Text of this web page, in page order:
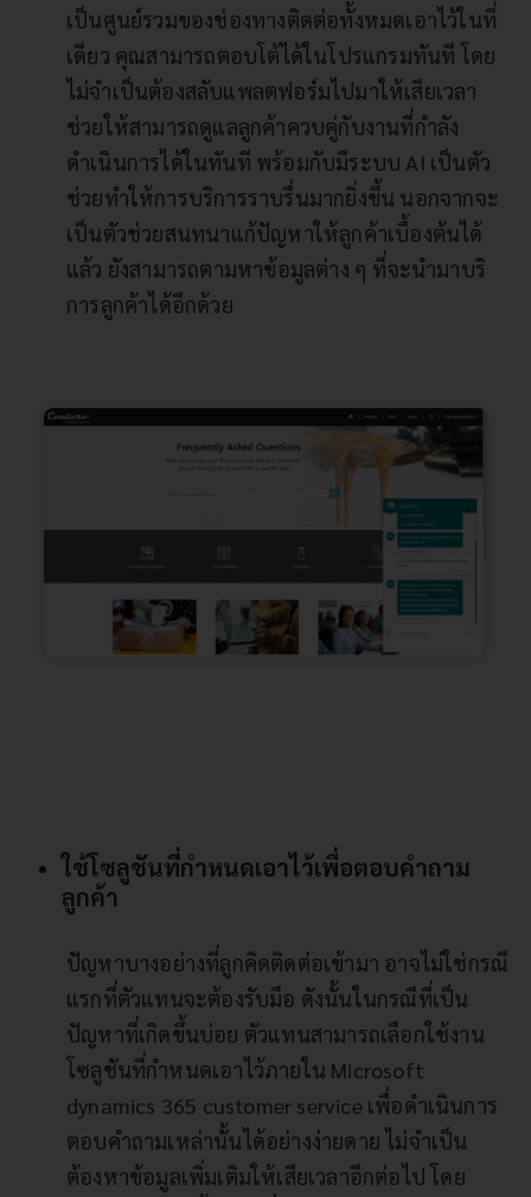
เป็นศูนย์รวมของช่องทางติดต่อทั้งหมดเอาไว้ในที่
เดียว คุณสามารถตอบโต้ได้ในโปรแกรมทันที โดย
ไม่จำเป็นต้องสลับแพลตฟอร์มไปมาให้เสียเวลา
ช่วยให้สามารถดูแลลูกค้าควบคู่กับงานที่กำลัง
ดำเนินการได้ในทันที พร้อมกับมีระบบ AI เป็นตัว
ช่วยทำให้การบริการราบรื่นมากยิ่งขึ้น นอกจากจะ
เป็นตัวช่วยสนทนาแก้ปัญหาให้ลูกค้าเบื้องต้นได้
แล้ว ยังสามารถตามหาข้อมูลต่าง ๆ ที่จะนำมาบริ
การลูกค้าได้อีกด้วย
ใช้โซลูชันที่กำหนดเอาไว้เพื่อตอบคำถาม
ลูกค้า
ปัญหาบางอย่างที่ลูกคิดติดต่อเข้ามา อาจไม่ใช่กรณี
แรกที่ตัวแทนจะต้องรับมือ ดังนั้นในกรณีที่เป็น
ปัญหาที่เกิดขึ้นบ่อย ตัวแทนสามารถเลือกใช้งาน
โซลูชันที่กำหนดเอาไว้ภายใน Microsoft
dynamics 365 customer service เพื่อดำเนินการ
ตอบคำถามเหล่านั้นได้อย่างง่ายดาย ไม่จำเป็น
ต้องหาข้อมูลเพิ่มเติมให้เสียเวลาอีกต่อไป โดย